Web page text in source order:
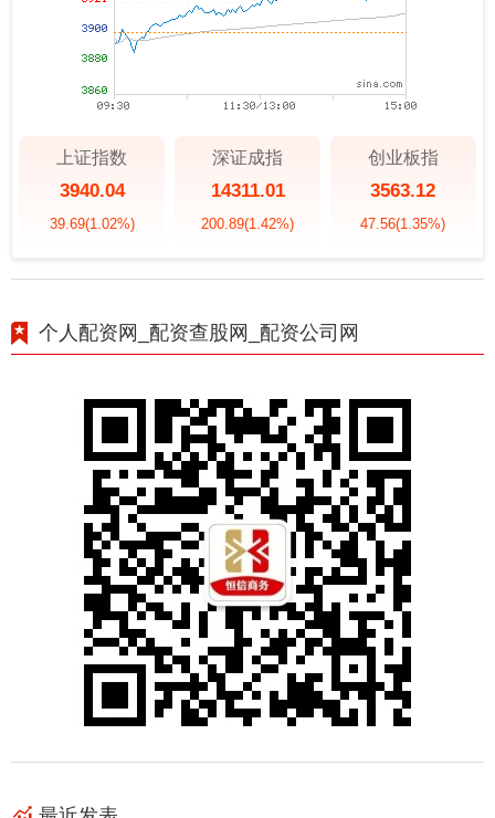
上证指数
3940.04
39.69(1.02%)
深证成指
14311.01
200.89(1.42%)
创业板指
3563.12
47.56(1.35%)
个人配资网_配资查股网_配资公司网